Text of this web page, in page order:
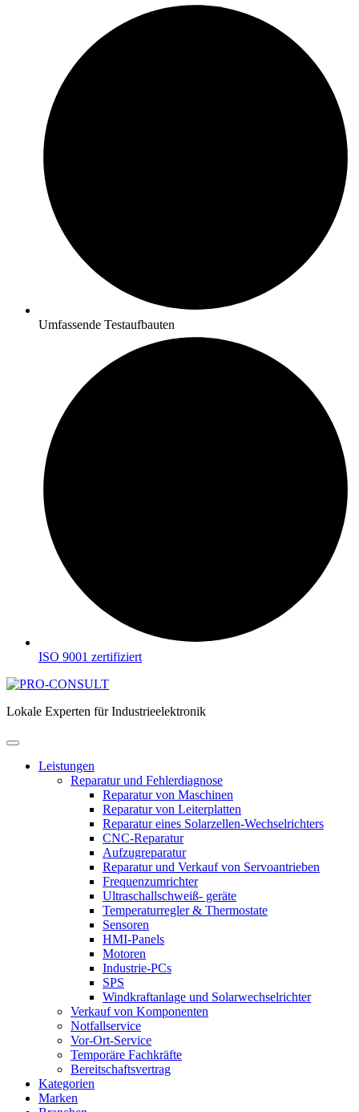
Umfassende Testaufbauten
ISO 9001 zertifiziert
Lokale Experten für Industrieelektronik
Leistungen
Reparatur und Fehlerdiagnose
Reparatur von Maschinen
Reparatur von Leiterplatten
Reparatur eines Solarzellen-Wechselrichters
CNC-Reparatur
Aufzugreparatur
Reparatur und Verkauf von Servoantrieben
Frequenzumrichter
Ultraschallschweiß- geräte
Temperaturregler & Thermostate
Sensoren
HMI-Panels
Motoren
Industrie-PCs
SPS
Windkraftanlage und Solarwechselrichter
Verkauf von Komponenten
Notfallservice
Vor-Ort-Service
Temporäre Fachkräfte
Bereitschaftsvertrag
Kategorien
Marken